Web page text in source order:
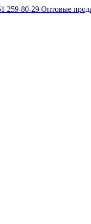
259-80-29 Оптовые